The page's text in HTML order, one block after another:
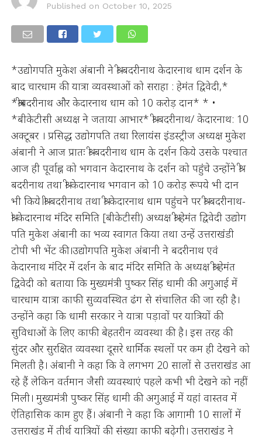
Published on October 10, 2025
*उद्योगपति मुकेश अंबानी ने श्री बदरीनाथ केदारनाथ धाम दर्शन के
बाद चारधाम की यात्रा व्यवस्थाओं को सराहा : हेमंत द्विवेदी,*
*श्रीबदरीनाथ और केदारनाथ धाम को 10 करोड़ दान* * •
*बीकेटीसी अध्यक्ष ने जताया आभार* श्री बदरीनाथ/ केदारनाथ: 10
अक्टूबर । प्रसिद्ध उद्योगपति तथा रिलायंस इंडस्ट्रीज अध्यक्ष मुकेश
अंबानी ने आज प्रातः श्री बदरीनाथ धाम के दर्शन किये उसके पश्चात
आज ही पूर्वाह्न को भगवान केदारनाथ के दर्शन को पहुंचे उन्होंने श्री
बदरीनाथ तथा श्री केदारनाथ भगवान को 10 करोड़ रूपये भी दान
भी किये।श्री बदरीनाथ तथा श्री केदारनाथ धाम पहुंचने पर श्री बदरीनाथ-
श्री केदारनाथ मंदिर समिति [बीकेटीसी) अध्यक्ष श्री हेमंत द्विवेदी उद्योग
पति मुकेश अंबानी का भव्य स्वागत किया तथा उन्हें उत्तराखंडी
टोपी भी भेंट की।उद्योगपति मुकेश अंबानी ने बदरीनाथ एवं
केदारनाथ मंदिर में दर्शन के बाद मंदिर समिति के अध्यक्ष श्री हेमंत
द्विवेदी को बताया कि मुख्यमंत्री पुष्कर सिंह धामी की अगुआई में
चारधाम यात्रा काफी सुव्यवस्थित ढंग से संचालित की जा रही है।
उन्होंने कहा कि धामी सरकार ने यात्रा पड़ावों पर यात्रियों की
सुविधाओं के लिए काफी बेहतरीन व्यवस्था की है। इस तरह की
सुंदर और सुरक्षित व्यवस्था दूसरे धार्मिक स्थलों पर कम ही देखने को
मिलती है। अंबानी ने कहा कि वे लगभग 20 सालों से उत्तराखंड आ
रहे हैं लेकिन वर्तमान जैसी व्यवस्थाएं पहले कभी भी देखने को नहीं
मिली। मुख्यमंत्री पुष्कर सिंह धामी की अगुआई में यहां वास्तव में
ऐतिहासिक काम हुए हैं। अंबानी ने कहा कि आगामी 10 सालों में
उत्तराखंड में तीर्थ यात्रियों की संख्या काफी बढ़ेगी। उत्तराखंड ने